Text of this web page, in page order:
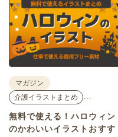
介護・医療・健康の“学び・体
験・相談”が一度にできる、見ど
ころ満載のイベントの様子をレ
ポートします。
マガジン
介護イラストまとめ
無料で使える！ハロウィン
のかわいいイラストおすす